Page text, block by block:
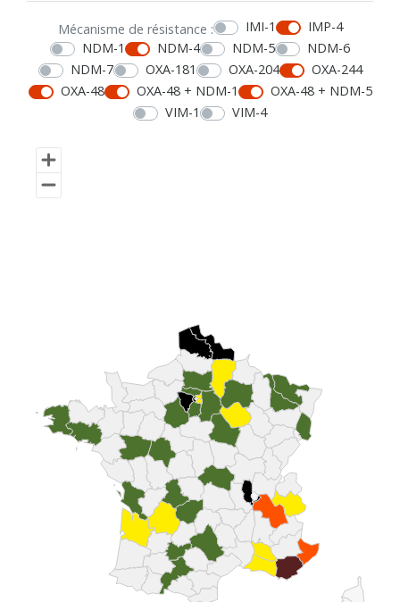
Mécanisme de résistance : IMI-1
IMP-4
NDM-1
NDM-4 NDM-5
NDM-6
NDM-7
OXA-181 OXA-204
OXA-244
OXA-48
OXA-48 + NDM-1
OXA-48 + NDM-5
VIM-1
VIM-4